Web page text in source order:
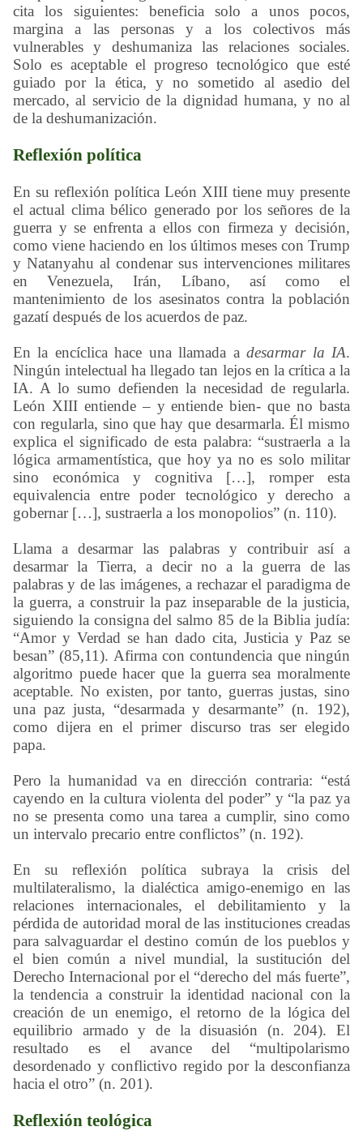
cita los siguientes: beneficia solo a unos pocos,
margina a las personas y a los colectivos más
vulnerables y deshumaniza las relaciones sociales.
Solo es aceptable el progreso tecnológico que esté
guiado por la ética, y no sometido al asedio del
mercado, al servicio de la dignidad humana, y no al
de la deshumanización.
Reflexión política
En su reflexión política León XIII tiene muy presente
el actual clima bélico generado por los señores de la
guerra y se enfrenta a ellos con firmeza y decisión,
como viene haciendo en los últimos meses con Trump
y Natanyahu al condenar sus intervenciones militares
en Venezuela, Irán, Líbano, así como el
mantenimiento de los asesinatos contra la población
gazatí después de los acuerdos de paz.
En la encíclica hace una llamada adesarmar la IA.
Ningún intelectual ha llegado tan lejos en la crítica a la
IA. A lo sumo defienden la necesidad de regularla.
León XIII entiende – y entiende bien- que no basta
con regularla, sino que hay que desarmarla. Él mismo
explica el significado de esta palabra: “sustraerla a la
lógica armamentística, que hoy ya no es solo militar
sino económica y cognitiva […], romper esta
equivalencia entre poder tecnológico y derecho a
gobernar […], sustraerla a los monopolios” (n. 110).
Llama a desarmar las palabras y contribuir así a
desarmar la Tierra, a decir no a la guerra de las
palabras y de las imágenes, a rechazar el paradigma de
la guerra, a construir la paz inseparable de la justicia,
siguiendo la consigna del salmo 85 de la Biblia judía:
“Amor y Verdad se han dado cita, Justicia y Paz se
besan” (85,11). Afirma con contundencia que ningún
algoritmo puede hacer que la guerra sea moralmente
aceptable. No existen, por tanto, guerras justas, sino
una paz justa, “desarmada y desarmante” (n. 192),
como dijera en el primer discurso tras ser elegido
papa.
Pero la humanidad va en dirección contraria: “está
cayendo en la cultura violenta del poder” y “la paz ya
no se presenta como una tarea a cumplir, sino como
un intervalo precario entre conflictos” (n. 192).
En su reflexión política subraya la crisis del
multilateralismo, la dialéctica amigo-enemigo en las
relaciones internacionales, el debilitamiento y la
pérdida de autoridad moral de las instituciones creadas
para salvaguardar el destino común de los pueblos y
el bien común a nivel mundial, la sustitución del
Derecho Internacional por el “derecho del más fuerte”,
la tendencia a construir la identidad nacional con la
creación de un enemigo, el retorno de la lógica del
equilibrio armado y de la disuasión (n. 204). El
resultado es el avance del “multipolarismo
desordenado y conflictivo regido por la desconfianza
hacia el otro” (n. 201).
Reflexión teológica